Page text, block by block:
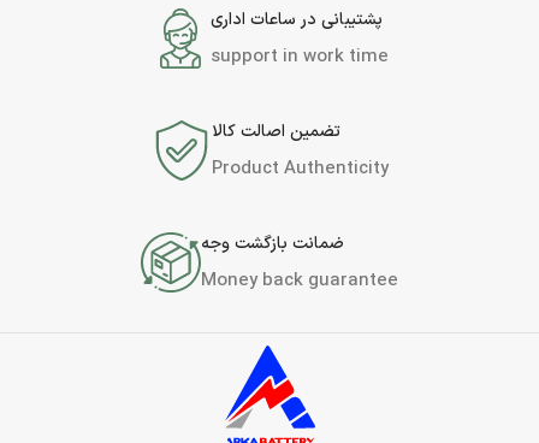
پشتیبانی در ساعات اداری
support in work time
تضمین اصالت کالا
Product Authenticity
ضمانت بازگشت وجه
Money back guarantee